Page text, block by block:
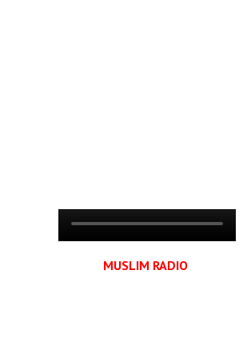
MUSLIM RADIO